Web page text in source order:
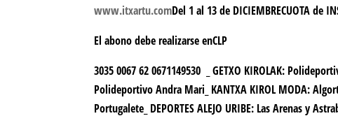
www.itxartu.comDel 1al 13de DICIEMBRECUOTA de
El abono debe realizarse enCLP
3035 0067 62 0671149530
_ GETXO KIROLAK:
Polideportivo Andra Mari_ KANTXA KIROL MODA:
Portugalete_ DEPORTES ALEJO URIBE: Las Arenas y